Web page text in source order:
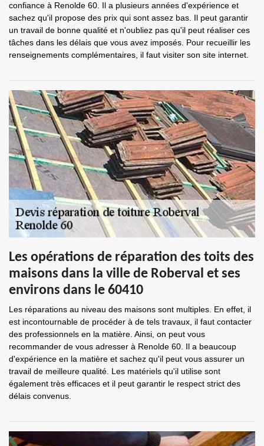
confiance à Renolde 60. Il a plusieurs années d'expérience et
sachez qu'il propose des prix qui sont assez bas. Il peut garantir
un travail de bonne qualité et n'oubliez pas qu'il peut réaliser ces
tâches dans les délais que vous avez imposés. Pour recueillir les
renseignements complémentaires, il faut visiter son site internet.
Les opérations de réparation des toits des
maisons dans la ville de Roberval et ses
environs dans le 60410
Les réparations au niveau des maisons sont multiples. En effet, il
est incontournable de procéder à de tels travaux, il faut contacter
des professionnels en la matière. Ainsi, on peut vous
recommander de vous adresser à Renolde 60. Il a beaucoup
d'expérience en la matière et sachez qu'il peut vous assurer un
travail de meilleure qualité. Les matériels qu'il utilise sont
également très efficaces et il peut garantir le respect strict des
délais convenus.